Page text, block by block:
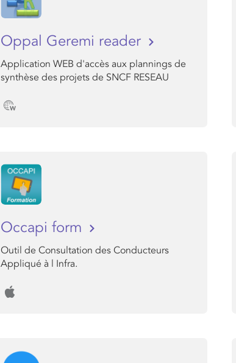
Oppal Geremi reader
Application WEB d'accès aux plannings de
synthèse des projets de SNCF RESEAU
Occapi form
Outil de Consultation des Conducteurs
Appliqué à l Infra.